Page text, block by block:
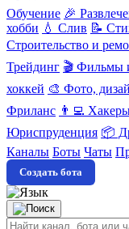
Обучение 🎉
хобби 💧 Слив 📝
Строительство и
Трейдинг 🎬 Фильмы
хоккей 🎨 Фото,
Фриланс 👨‍💻
Юриспруденция 📦
Каналы Боты Чаты
Создать бота